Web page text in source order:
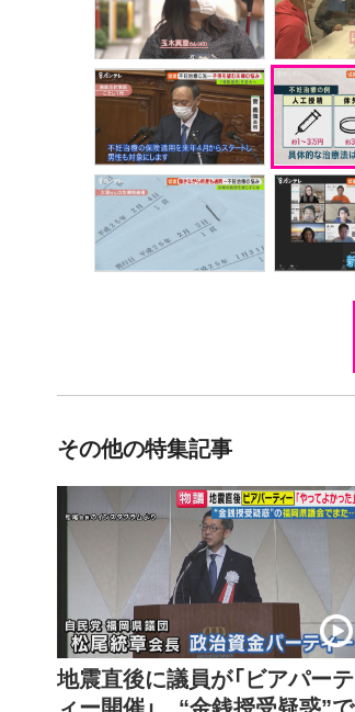
その他の特集記事
地震直後に議員が「ビアパーテ